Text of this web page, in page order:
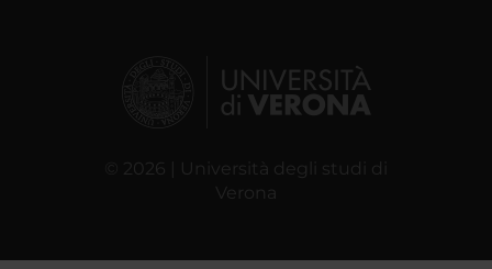
© 2026 | Università degli studi di
Verona